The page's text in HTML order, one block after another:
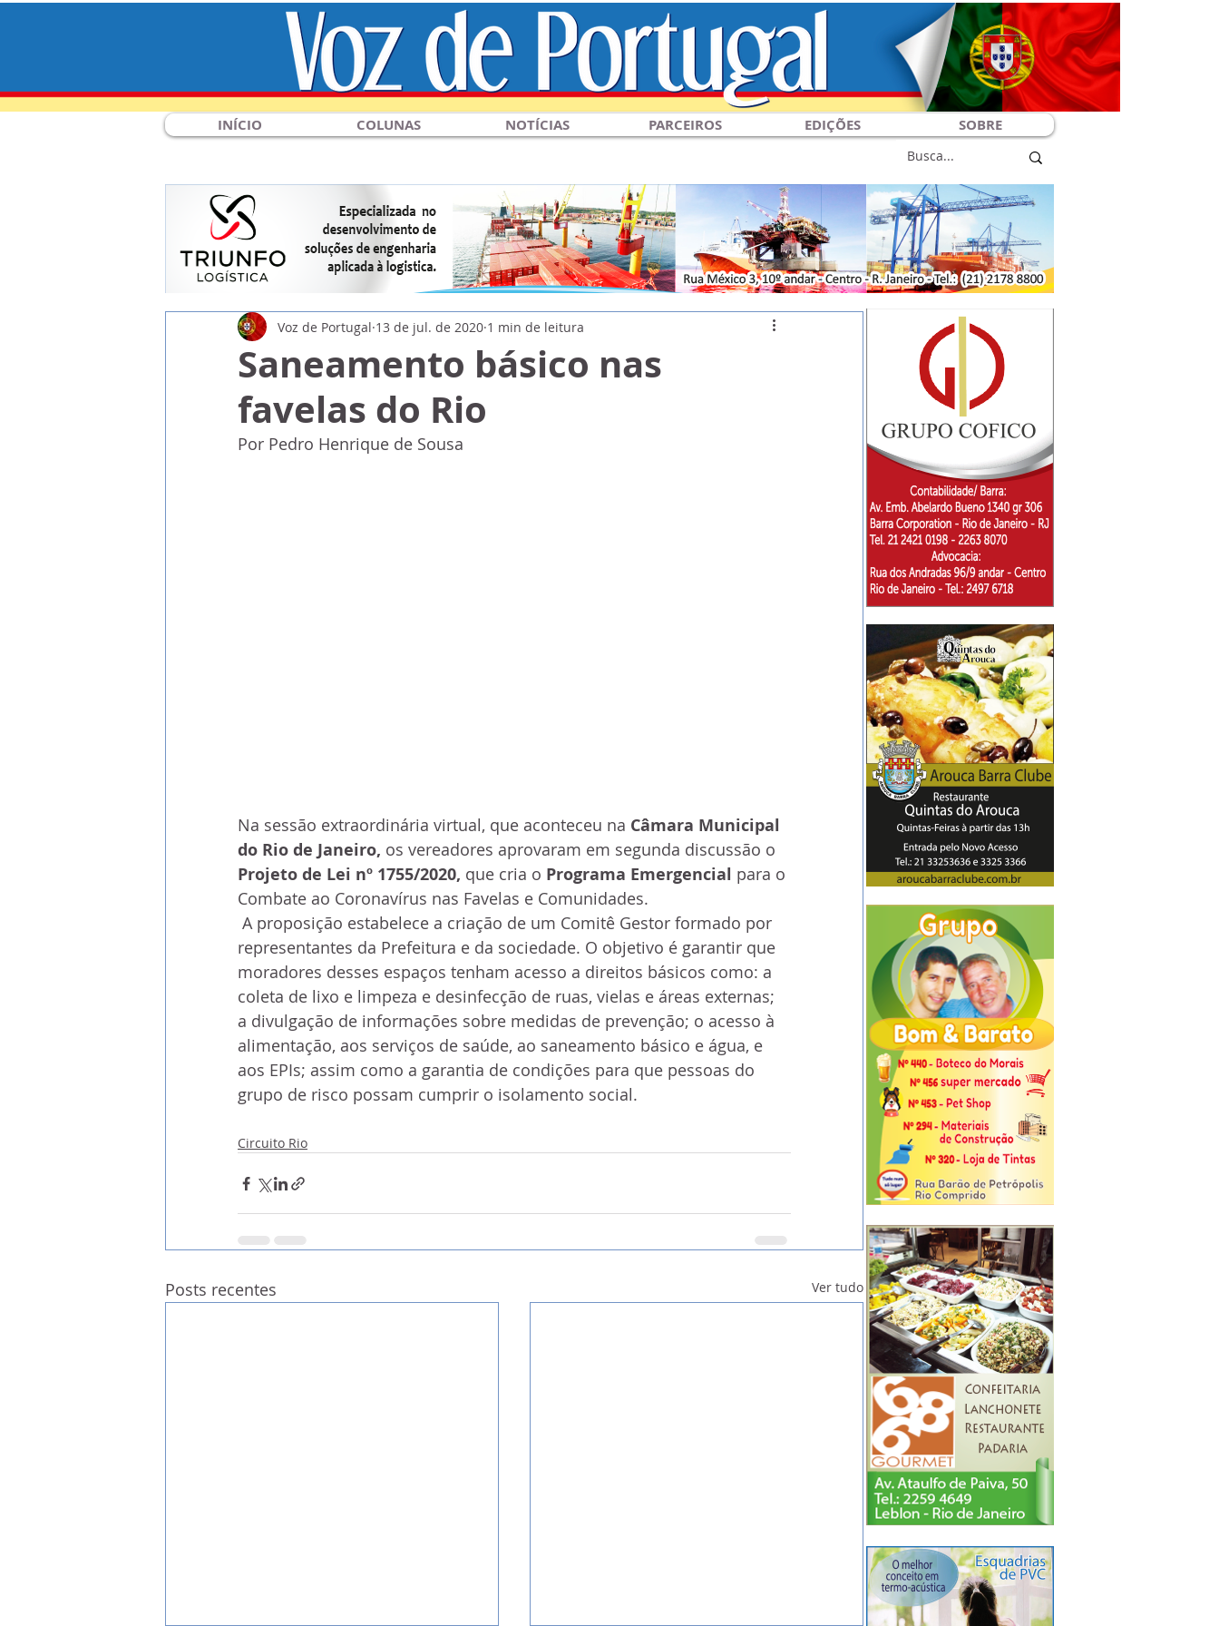
INÍCIO COLUNAS NOTÍCIAS PARCEIROS EDIÇÕES SOBRE
Saneamento básico nas
favelas do Rio
Voz de Portugal 13 de jul. de 2020 1 min de leitura
Por Pedro Henrique de Sousa
Na sessão extraordinária virtual, que aconteceu na Câmara Municipal
do Rio de Janeiro, os vereadores aprovaram em segunda discussão o
Projeto de Lei nº 1755/2020, que cria o Programa Emergencial para o
Combate ao Coronavírus nas Favelas e Comunidades.
representantes da Prefeitura e da sociedade. O objetivo é garantir que
moradores desses espaços tenham acesso a direitos básicos como: a
coleta de lixo e limpeza e desinfecção de ruas, vielas e áreas externas;
a divulgação de informações sobre medidas de prevenção; o acesso à
alimentação, aos serviços de saúde, ao saneamento básico e água, e
aos EPIs; assim como a garantia de condições para que pessoas do
grupo de risco possam cumprir o isolamento social.
Circuito Rio
Posts recentes Ver tudo